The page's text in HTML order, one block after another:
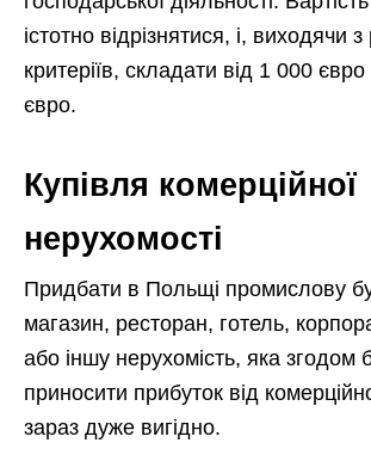
істотно відрізнятися, і, виходячи з
критеріїв, складати від 1 000
євро.
Купівля комерційної
нерухомості
Придбати в Польщі промислову
магазин, ресторан, готель,
або іншу нерухомість, яка згодом
приносити прибуток від
зараз дуже вигідно.